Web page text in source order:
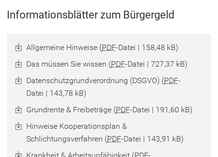
Informationsblätter zum Bürgergeld
Allgemeine Hinweise PDF-Datei
158,48 kB
Das müssen Sie wissen PDF-Datei
727,37 kB
Datenschutzgrundverordnung (DSGVO) PDF-
Datei
143,78 kB
Grundrente & Freibeträge PDF-Datei
191,60 kB
Hinweise Kooperationsplan &
Schlichtungsverfahren PDF-Datei
143,91 kB
Krankheit & Arbeitsunfähigkeit PDF-